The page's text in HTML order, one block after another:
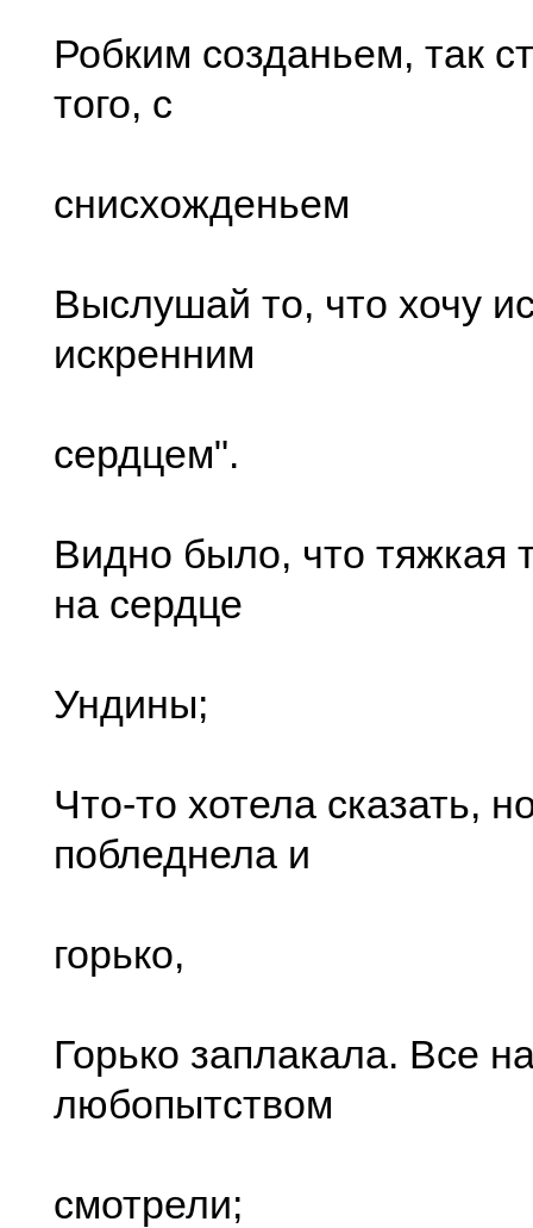
Робким созданьем, так
того, с
снисхожденьем
Выслушай то, что хочу
искренним
сердцем".
Видно было, что тяжкая
на сердце
Ундины;
Что-то хотела сказать,
побледнела и
горько,
Горько заплакала. Все
любопытством
смотрели;